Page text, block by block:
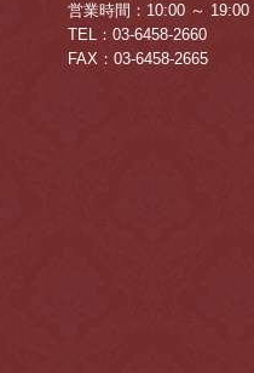
営業時間：10:00 ～ 19:00
TEL：03-6458-2660
FAX：03-6458-2665